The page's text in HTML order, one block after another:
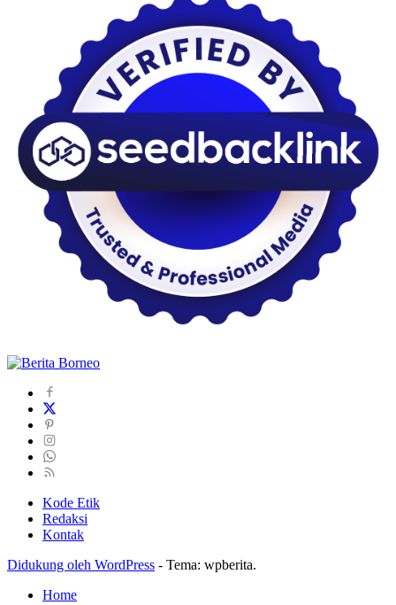
Kode Etik
Redaksi
Kontak
Didukung oleh WordPress - Tema: wpberita.
Home